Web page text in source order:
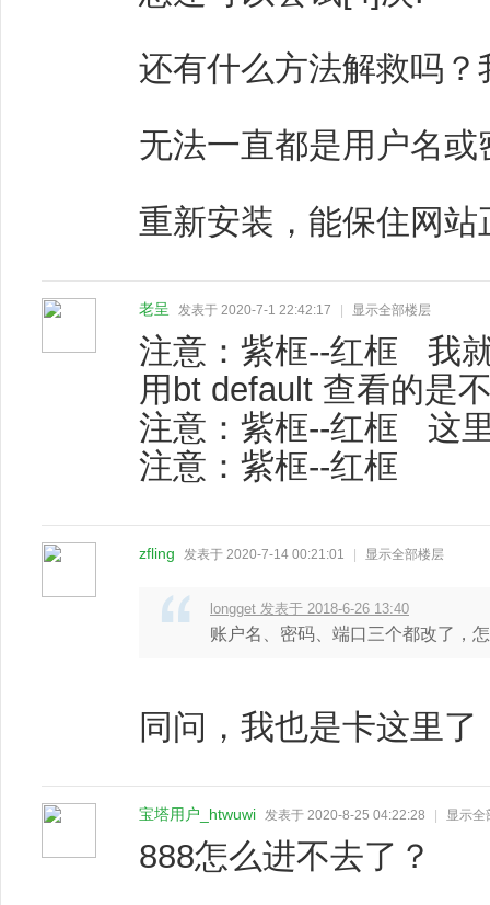
还有什么方法解救吗
无法一直都是用户名或
重新安装，能保住网
老呈 发表于 2020-7-1 22:42:17 显示全部楼层
注意：紫框--红框 我
用bt default 查看的是
注意：紫框--红框 这
注意：紫框--红框
zfling 发表于 2020-7-14 00:21:01 显示全部楼层
longget 发表于 2018-6-26 13:40
账户名、密码、端口三个都改了，
同问，我也是卡这里了
宝塔用户_htwuwi 发表于 2020-8-25 04:22:28 显示全
888怎么进不去了？